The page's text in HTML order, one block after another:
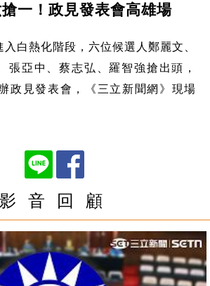
一！政見發表會高雄場
白熱化階段，六位候選人鄭麗文、
張亞中、蔡志弘、羅智強搶出頭，
政見發表會，《三立新聞網》現場
影 音 回 顧